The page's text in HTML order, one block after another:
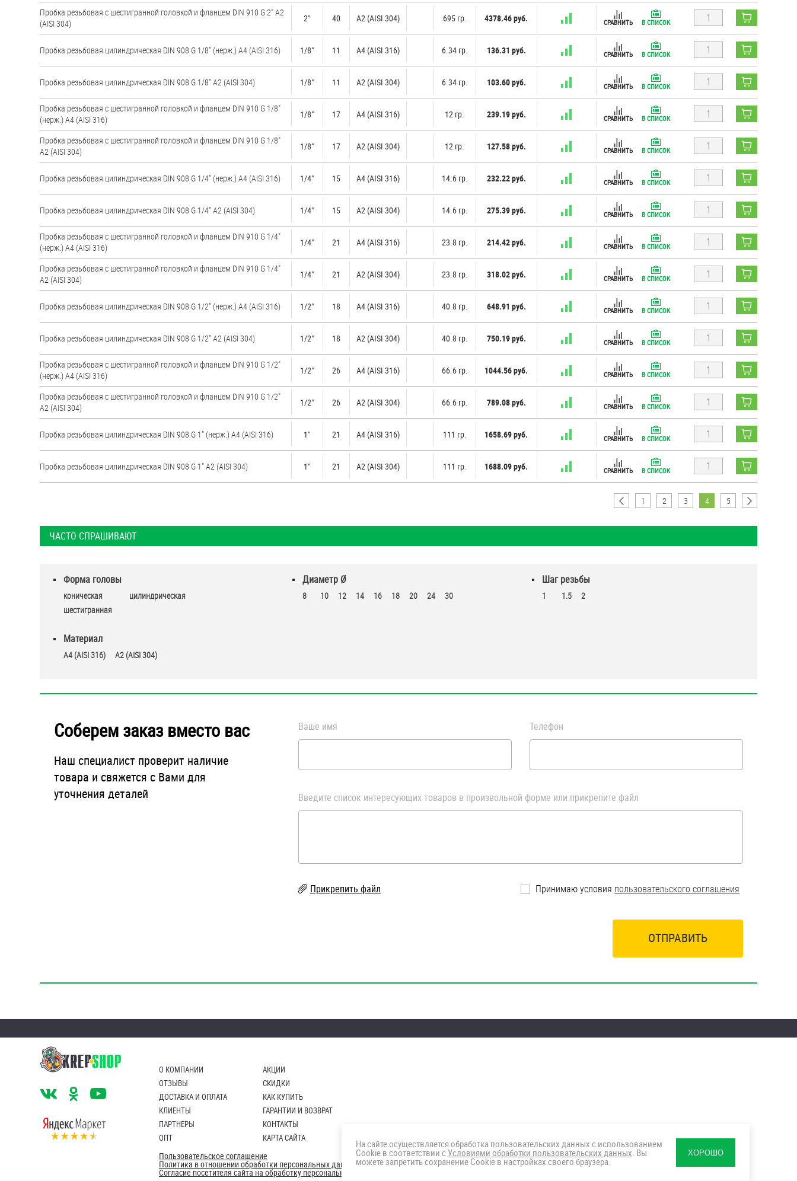
Пробка резьбовая с шестигранной головкой и фланцем DIN 910 G 2" А2
(AISI 304)
2" 40 А2 (AISI 304) 695 гр. 4378.46 руб. СРАВНИТЬ В СПИСОК
Пробка резьбовая цилиндрическая DIN 908 G 1/8" (нерж.) A4 (AISI 316) 1/8" 11 A4 (AISI 316) 6.34 гр. 136.31 руб. СРАВНИТЬ В СПИСОК
Пробка резьбовая цилиндрическая DIN 908 G 1/8" А2 (AISI 304) 1/8" 11 А2 (AISI 304) 6.34 гр. 103.60 руб. СРАВНИТЬ В СПИСОК
Пробка резьбовая с шестигранной головкой и фланцем DIN 910 G 1/8"
(нерж.) A4 (AISI 316)
1/8" 17 A4 (AISI 316) 12 гр. 239.19 руб. СРАВНИТЬ В СПИСОК
Пробка резьбовая с шестигранной головкой и фланцем DIN 910 G 1/8"
А2 (AISI 304)
1/8" 17 А2 (AISI 304) 12 гр. 127.58 руб. СРАВНИТЬ В СПИСОК
Пробка резьбовая цилиндрическая DIN 908 G 1/4" (нерж.) A4 (AISI 316) 1/4" 15 A4 (AISI 316) 14.6 гр. 232.22 руб. СРАВНИТЬ В СПИСОК
Пробка резьбовая цилиндрическая DIN 908 G 1/4" А2 (AISI 304) 1/4" 15 А2 (AISI 304) 14.6 гр. 275.39 руб. СРАВНИТЬ В СПИСОК
Пробка резьбовая с шестигранной головкой и фланцем DIN 910 G 1/4"
(нерж.) A4 (AISI 316)
1/4" 21 A4 (AISI 316) 23.8 гр. 214.42 руб. СРАВНИТЬ В СПИСОК
Пробка резьбовая с шестигранной головкой и фланцем DIN 910 G 1/4"
А2 (AISI 304)
1/4" 21 А2 (AISI 304) 23.8 гр. 318.02 руб. СРАВНИТЬ В СПИСОК
Пробка резьбовая цилиндрическая DIN 908 G 1/2" (нерж.) A4 (AISI 316) 1/2" 18 A4 (AISI 316) 40.8 гр. 648.91 руб. СРАВНИТЬ В СПИСОК
Пробка резьбовая цилиндрическая DIN 908 G 1/2" А2 (AISI 304) 1/2" 18 А2 (AISI 304) 40.8 гр. 750.19 руб. СРАВНИТЬ В СПИСОК
Пробка резьбовая с шестигранной головкой и фланцем DIN 910 G 1/2"
(нерж.) A4 (AISI 316)
1/2" 26 A4 (AISI 316) 66.6 гр. 1044.56 руб. СРАВНИТЬ В СПИСОК
Пробка резьбовая с шестигранной головкой и фланцем DIN 910 G 1/2"
А2 (AISI 304)
1/2" 26 А2 (AISI 304) 66.6 гр. 789.08 руб. СРАВНИТЬ В СПИСОК
Пробка резьбовая цилиндрическая DIN 908 G 1" (нерж.) A4 (AISI 316) 1" 21 A4 (AISI 316) 111 гр. 1658.69 руб. СРАВНИТЬ В СПИСОК
Пробка резьбовая цилиндрическая DIN 908 G 1" А2 (AISI 304) 1" 21 А2 (AISI 304) 111 гр. 1688.09 руб. СРАВНИТЬ В СПИСОК
1 2 3 4 5
ЧАСТО СПРАШИВАЮТ
Форма головы
коническая
цилиндрическая
шестигранная
Диаметр Ø
8 10 12 14 16 18 20 24 30
Шаг резьбы
1 1.5 2
Материал
A4 (AISI 316) А2 (AISI 304)
Соберем заказ вместо вас
Наш специалист проверит наличие
товара и свяжется с Вами для
уточнения деталей
Ваше имя Телефон
Введите список интересующих товаров в произвольной форме или прикрепите файл
Прикрепить файл Принимаю условия пользовательского соглашения
ОТПРАВИТЬ
О КОМПАНИИ
ОТЗЫВЫ
ДОСТАВКА И ОПЛАТА
КЛИЕНТЫ
ПАРТНЕРЫ
ОПТ
АКЦИИ
СКИДКИ
КАК КУПИТЬ
ГАРАНТИИ И ВОЗВРАТ
КОНТАКТЫ
КАРТА САЙТА
Пользовательское соглашение
Политика в отношении обработки персональных данных
Согласие посетителя сайта на обработку персональных данны
На сайте осуществляется обработка пользовательских данных с использованием
Cookie в соответствии с Условиями обработки пользовательских данных . Вы
можете запретить сохранение Cookie в настройках своего браузера.
ХОРОШО